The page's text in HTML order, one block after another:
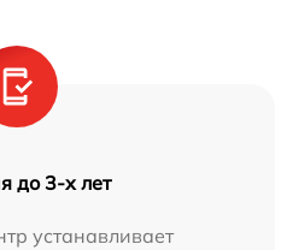
до 3-х лет
устанавливает